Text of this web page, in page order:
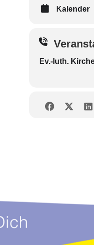
Kalender
Ev.-luth.